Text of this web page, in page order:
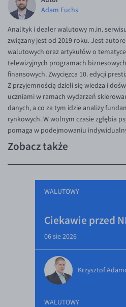
Adam Fuchs
Analityk i dealer walutowy m.in.
związany jest od 2019 roku. Jest
walutowych oraz artykułów o
telewizyjnych programach
finansowych. Zwycięzca 10. edycji
Z przyjemnością dzieli się wiedzą i
uczniami w ramach wydarzeń
danych, a co za tym idzie analizy
rynkowych. W wolnym czasie zgłębia
pomaga w podejmowaniu
Zobacz także
WALUTOWY
Ciekawie przed
06 sie 2026
Krzysztof
WALUTOWY